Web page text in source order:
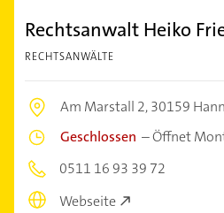
Rechtsanwalt Heiko
RECHTSANWÄLTE
Am Marstall 2,30159
Geschlossen –Öffnet
0511 16 93 39 72
Webseite